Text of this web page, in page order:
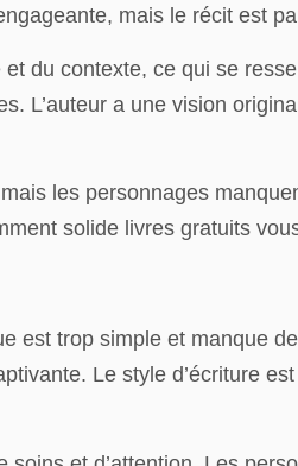
mais le récit est
du contexte, ce qui se
L’auteur a une vision
les personnages
solide livres gratuits
est trop simple et manque
Le style d’écriture